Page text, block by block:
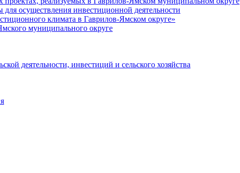
осуществления инвестиционной деятельности
климата в Гаврилов-Ямском округе»
муниципального округе
деятельности, инвестиций и сельского хозяйства